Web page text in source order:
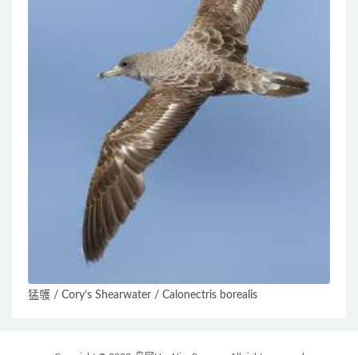
猛鹱 / Cory’s Shearwater / Calonectris borealis